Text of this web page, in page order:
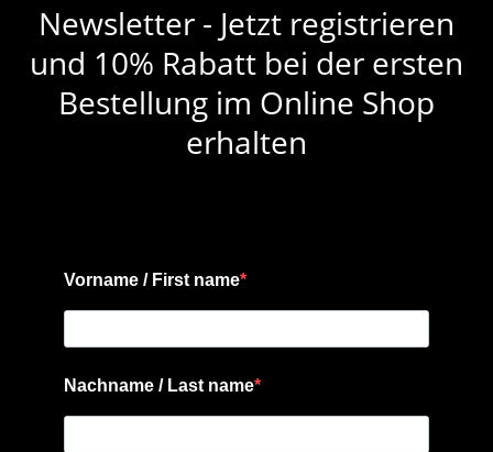
Newsletter - Jetzt registrieren
und 10% Rabatt bei der ersten
Bestellung im Online Shop
erhalten
Vorname / First name
Nachname / Last name